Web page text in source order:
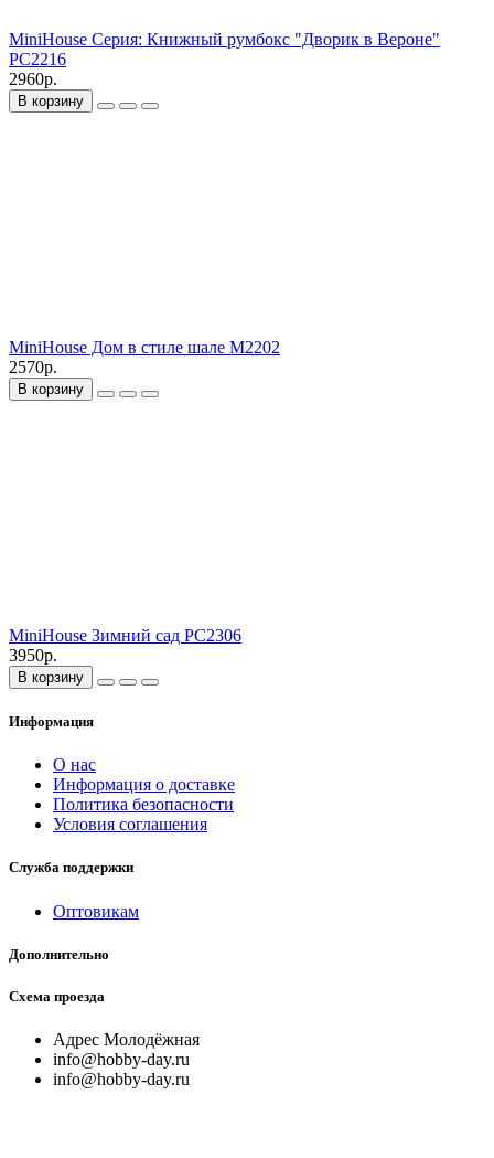
MiniHouse Серия: Книжный румбокс "Дворик в Вероне"
PC2216
2960р.
В корзину
MiniHouse Дом в стиле шале M2202
2570р.
В корзину
MiniHouse Зимний сад PC2306
3950р.
В корзину
Информация
О нас
Информация о доставке
Политика безопасности
Условия соглашения
Служба поддержки
Оптовикам
Дополнительно
Схема проезда
Адрес Молодёжная
info@hobby-day.ru
info@hobby-day.ru